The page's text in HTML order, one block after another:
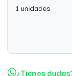
1 unidades
¿Tienes